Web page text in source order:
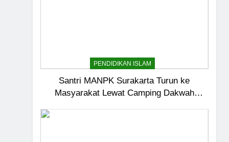
PENDIDIKAN ISLAM
Santri MANPK Surakarta Turun ke
Masyarakat Lewat Camping Dakwah